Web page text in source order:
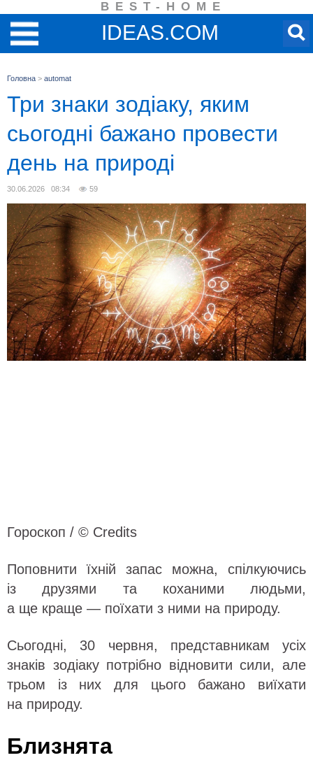
BEST-HOME
IDEAS.COM
Головна > automat
Три знаки зодіаку, яким
сьогодні бажано провести
день на природі
30.06.2026 08:34 59
Гороскоп / © Credits
Поповнити їхній запас можна, спілкуючись
із друзями та коханими людьми,
а ще краще — поїхати з ними на природу.
Сьогодні, 30 червня, представникам усіх
знаків зодіаку потрібно відновити сили, але
трьом із них для цього бажано виїхати
на природу.
Близнята